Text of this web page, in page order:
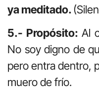
ya meditado.
5.- Propósito:Al
No soy digno de
pero entra dentro,
muero de frío.